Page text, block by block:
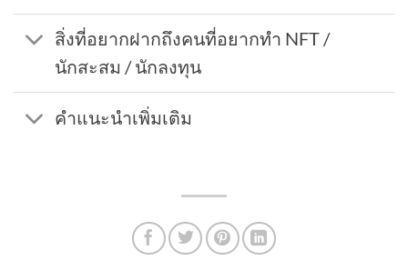
สิ่งที่อยากฝากถึงคนที่อยากทำ NFT /
นักสะสม / นักลงทุน
คำแนะนำเพิ่มเติม